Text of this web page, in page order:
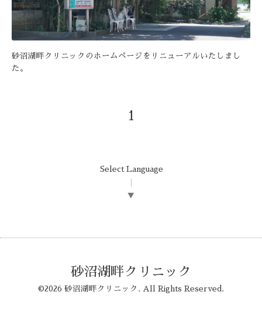
砂沼湖畔クリニックのホームページをリニューアルいたしまし
た。
1
Select Language
▼
砂沼湖畔クリニック
©2026 砂沼湖畔クリニック . All Rights Reserved.